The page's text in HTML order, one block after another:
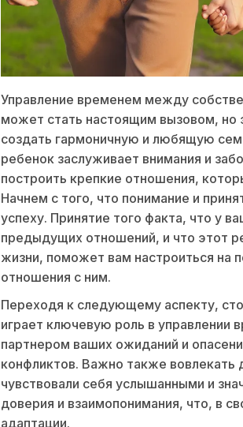
Управление временем между
может стать настоящим вызовом, но
создать гармоничную и любящую
ребенок заслуживает внимания и
построить крепкие отношения,
Начнем с того, что понимание и
успеху. Принятие того факта, что у
предыдущих отношений, и что этот
жизни, поможет вам настроиться на
отношения с ним.
Переходя к следующему аспекту,
играет ключевую роль в
партнером ваших ожиданий и
конфликтов. Важно также
чувствовали себя услышанными и
доверия и взаимопонимания, что, в
адаптации.